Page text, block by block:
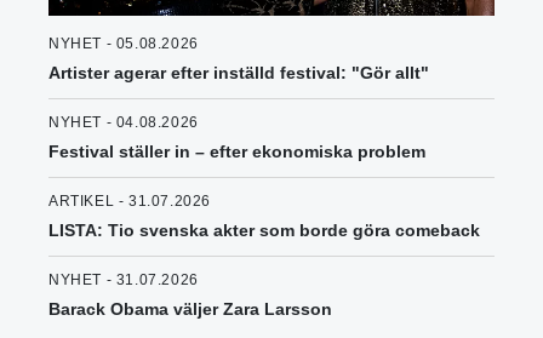
NYHET - 05.08.2026
Artister agerar efter inställd festival: "Gör allt"
NYHET - 04.08.2026
Festival ställer in – efter ekonomiska problem
ARTIKEL - 31.07.2026
LISTA: Tio svenska akter som borde göra comeback
NYHET - 31.07.2026
Barack Obama väljer Zara Larsson